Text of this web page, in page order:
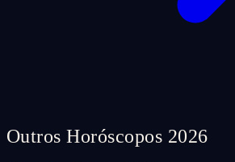
Outros Horóscopos 2026